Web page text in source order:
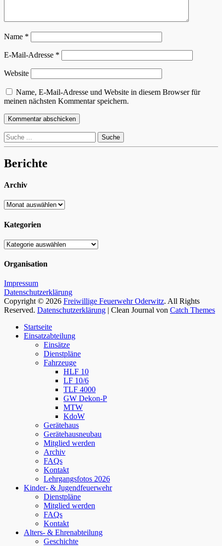
Name *
E-Mail-Adresse *
Website
Name, E-Mail-Adresse und Website in diesem Browser für
meinen nächsten Kommentar speichern.
Suche
nach:
Berichte
Archiv
Archiv
Kategorien
Kategorien
Organisation
Impressum
Datenschutzerklärung
Copyright © 2026 Freiwillige Feuerwehr Oderwitz. All Rights
Reserved. Datenschutzerklärung | Clean Journal von Catch Themes
scrollenStartseite
Einsatzabteilung
Einsätze
Dienstpläne
Fahrzeuge
HLF 10
LF 10/6
TLF 4000
GW Dekon-P
MTW
KdoW
Gerätehaus
Gerätehausneubau
Mitglied werden
Archiv
FAQs
Kontakt
Lehrgangsfotos 2026
Kinder- & Jugendfeuerwehr
Dienstpläne
Mitglied werden
FAQs
Kontakt
Alters- & Ehrenabteilung
Geschichte